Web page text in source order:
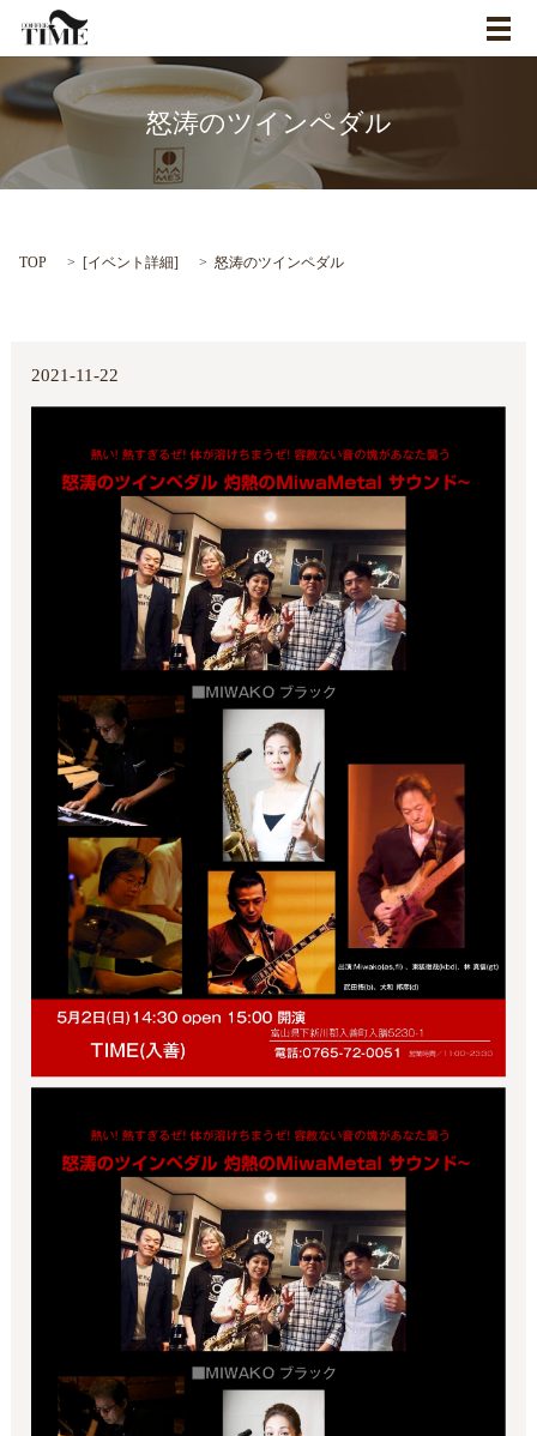
メ
怒涛のツインペダル
TOP [イベント詳細] 怒涛のツインペダル
2021-11-22